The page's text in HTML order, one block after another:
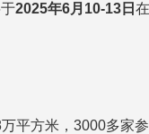
2025年6月10-13日
平方米，3000多家